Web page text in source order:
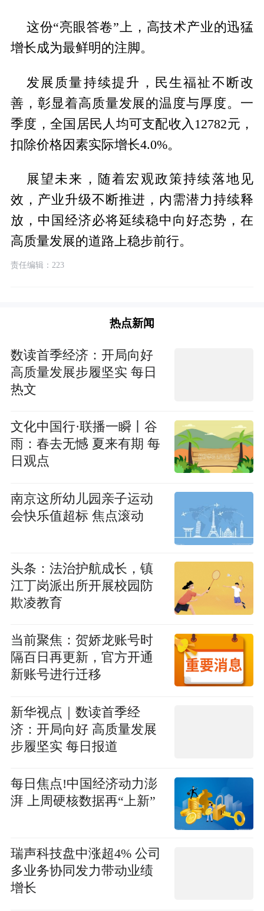
这份“亮眼答卷”上，高技术产业的迅猛
增长成为最鲜明的注脚。
发展质量持续提升，民生福祉不断改
善，彰显着高质量发展的温度与厚度。一
季度，全国居民人均可支配收入12782元，
扣除价格因素实际增长4.0%。
展望未来，随着宏观政策持续落地见
效，产业升级不断推进，内需潜力持续释
放，中国经济必将延续稳中向好态势，在
高质量发展的道路上稳步前行。
责任编辑：223
热点新闻
数读首季经济：开局向好
高质量发展步履坚实 每日
热文
文化中国行·联播一瞬丨谷
雨：春去无憾 夏来有期 每
日观点
南京这所幼儿园亲子运动
会快乐值超标 焦点滚动
头条：法治护航成长，镇
江丁岗派出所开展校园防
欺凌教育
当前聚焦：贺娇龙账号时
隔百日再更新，官方开通
新账号进行迁移
新华视点｜数读首季经
济：开局向好 高质量发展
步履坚实 每日报道
每日焦点!中国经济动力澎
湃 上周硬核数据再“上新”
瑞声科技盘中涨超4% 公司
多业务协同发力带动业绩
增长